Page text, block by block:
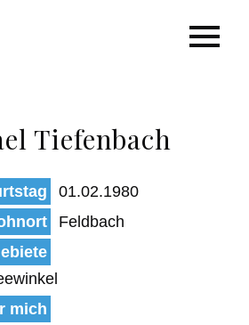
Tiefenbach
01.02.1980
Feldbach
mich
Liste